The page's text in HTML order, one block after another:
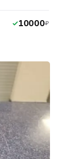
10000₽